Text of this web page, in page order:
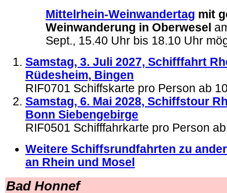
Mittelrhein-Weinwandertag mit
Weinwanderung in Oberwesel
Sept., 15.40 Uhr bis 18.10 Uhr
Samstag, 3. Juli 2027, Schifffahrt
Rüdesheim, Bingen
RIF0701 Schiffskarte pro Person ab
Samstag, 6. Mai 2028, Schiffstour
Bonn Siebengebirge
RIF0501 Schifffahrkarte pro Person
Weitere Schiffsrundfahrten zu
an Rhein und Mosel
Bad Honnef